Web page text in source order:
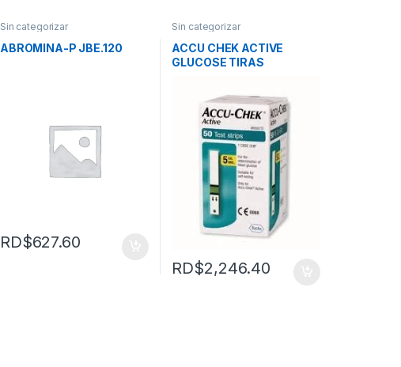
Sin categorizar
ABROMINA-P JBE.120
RD$627.60
Sin categorizar
ACCU CHEK ACTIVE
GLUCOSE TIRAS
RD$2,246.40